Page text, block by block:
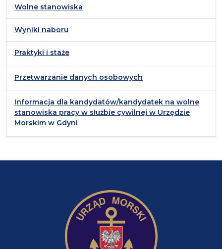
Wolne stanowiska
Wyniki naboru
Praktyki i staże
Przetwarzanie danych osobowych
Informacja dla kandydatów/kandydatek na wolne
stanowiska pracy w służbie cywilnej w Urzędzie
Morskim w Gdyni